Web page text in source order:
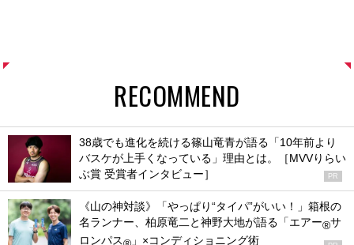
RECOMMEND
38歳でも進化を続ける篠山竜青が語る「10年前より
バスケが上手くなっている」理由とは。［MVVりらい
ぶ賞 受賞者インタビュー］
PR
《山の神対談》「やっぱり“タイパ”がいい！」箱根の
名ランナー、柏原竜二と神野大地が語る「エアー®サ
ロンパス
」×コンディショニング術